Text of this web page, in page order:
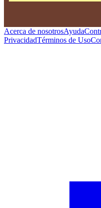
Acerca de nosotrosAyuda
PrivacidadTérminos de Uso